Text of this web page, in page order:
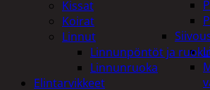
Kissat
Koirat
Linnut
Linnunpöntöt ja
Linnunruoka
Elintarvikkeet